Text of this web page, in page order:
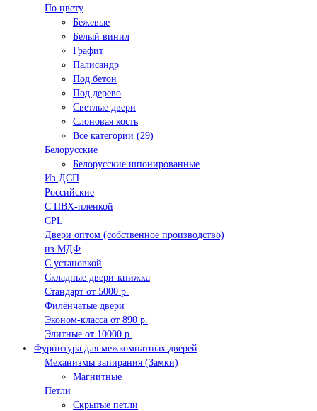
По цвету
Бежевые
Белый винил
Графит
Палисандр
Под бетон
Под дерево
Светлые двери
Слоновая кость
Все категории (29)
Белорусские
Белорусские шпонированные
Из ДСП
Российские
C ПВХ-пленкой
CPL
Двери оптом (собственное производство)
из МДФ
С установкой
Складные двери-книжка
Стандарт от 5000 р.
Филёнчатые двери
Эконом-класса от 890 р.
Элитные от 10000 р.
Фурнитура для межкомнатных дверей
Механизмы запирания (Замки)
Магнитные
Петли
Скрытые петли